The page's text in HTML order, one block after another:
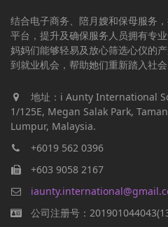
结合电子商务、陪月嫂和保母服务
平台，提升及确保服务人员拥有专
妈妈们能够轻易及放心筛选心仪的
到就业机会，帮助她们重新踏入社会
地址：i Aunty International
1/125E, Megan Salak Park,
Lumpur, Malaysia.
+6019 562 0396
+603 9058 2167
公司注册号：